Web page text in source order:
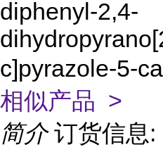
diphenyl-2,4-
c]pyrazole-5-
相似产品 >
简介 订货信息: